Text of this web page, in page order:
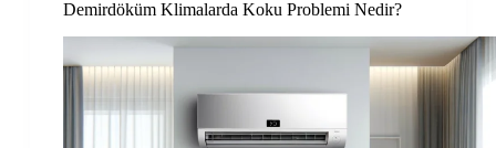
Demirdöküm Klimalarda Koku Problemi Nedir?